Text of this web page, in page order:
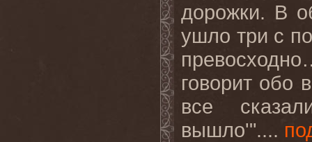
дорожки. В
ушло три с
превосходно
говорит обо
все
вышло'"....